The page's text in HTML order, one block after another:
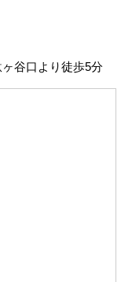
谷口より徒歩5分